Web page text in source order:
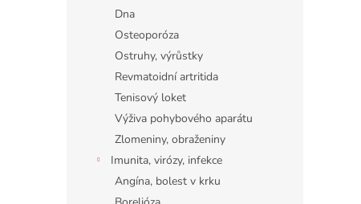
Dna
Osteoporóza
Ostruhy, výrůstky
Revmatoidní artritida
Tenisový loket
Výživa pohybového aparátu
Zlomeniny, obraženiny
Imunita, virózy, infekce
Angína, bolest v krku